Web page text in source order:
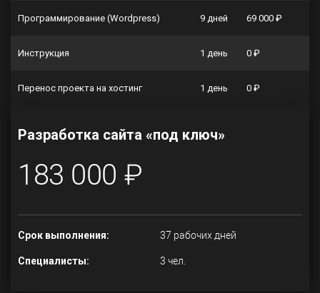
Программирование (Wordpress) 9 дней 69 000 ₽
Инструкция 1 день 0 ₽
Перенос проекта на хостинг 1 день 0 ₽
Разработка сайта «под ключ»
183 000 ₽
Срок выполнения: 37 рабочих дней
Специалисты: 3 чел.